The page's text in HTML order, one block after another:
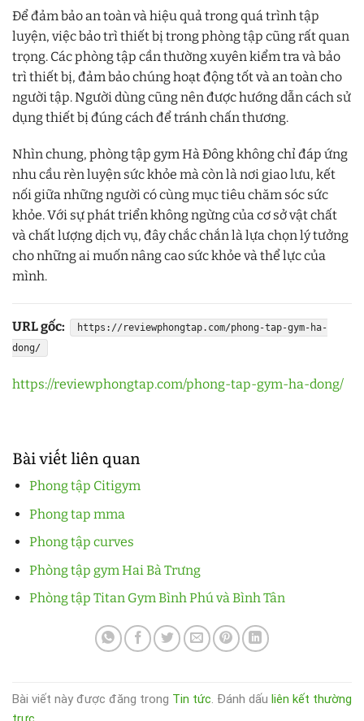
Để đảm bảo an toàn và hiệu quả trong quá trình tập
luyện, việc bảo trì thiết bị trong phòng tập cũng rất quan
trọng. Các phòng tập cần thường xuyên kiểm tra và bảo
trì thiết bị, đảm bảo chúng hoạt động tốt và an toàn cho
người tập. Người dùng cũng nên được hướng dẫn cách sử
dụng thiết bị đúng cách để tránh chấn thương.
Nhìn chung, phòng tập gym Hà Đông không chỉ đáp ứng
nhu cầu rèn luyện sức khỏe mà còn là nơi giao lưu, kết
nối giữa những người có cùng mục tiêu chăm sóc sức
khỏe. Với sự phát triển không ngừng của cơ sở vật chất
và chất lượng dịch vụ, đây chắc chắn là lựa chọn lý tưởng
cho những ai muốn nâng cao sức khỏe và thể lực của
mình.
URL gốc:
https://reviewphongtap.com/phong-tap-gym-ha-
dong/
https://reviewphongtap.com/phong-tap-gym-ha-dong/
Bài viết liên quan
Phong tập Citigym
Phong tap mma
Phong tập curves
Phòng tập gym Hai Bà Trưng
Phòng tập Titan Gym Bình Phú và Bình Tân
Bài viết này được đăng trong Tin tức. Đánh dấu liên kết thường